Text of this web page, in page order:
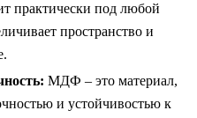
практически под любой
пространство и
МДФ – это материал,
и устойчивостью к